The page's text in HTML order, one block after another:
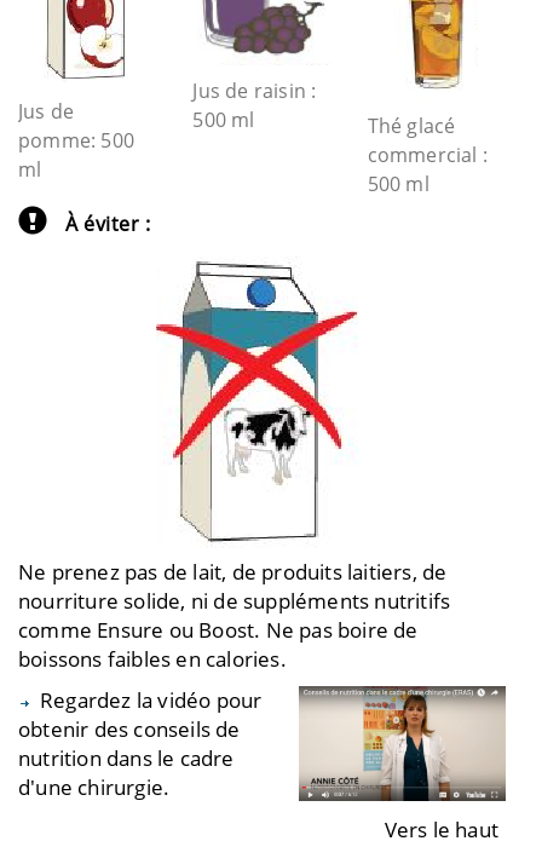
Jus de
pomme: 500
ml
Jus de raisin :
500 ml
Thé glacé
commercial :
500 ml
À éviter :
Ne prenez pas de lait, de produits laitiers, de
nourriture solide, ni de suppléments nutritifs
comme Ensure ou Boost. Ne pas boire de
boissons faibles en calories.
Regardez la vidéo pour
obtenir des conseils de
nutrition dans le cadre
d'une chirurgie.
Vers le haut